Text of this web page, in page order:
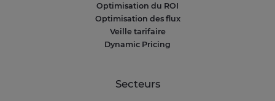
Optimisation du ROI
Optimisation des flux
Veille tarifaire
Dynamic Pricing
Secteurs